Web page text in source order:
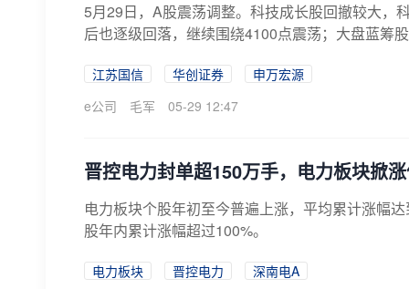
5月29日，A股震荡调整。科技成长股回撤较大，
后也逐级回落，继续围绕4100点震荡；大盘蓝筹
江苏国信 华创证券
申万宏源
e公司
毛军 05-29 12:47
晋控电力封单超150万手，电力板块掀
电力板块个股年初至今普遍上涨，平均累计涨幅
股年内累计涨幅超过100%。
电力板块 晋控电力
深南电A